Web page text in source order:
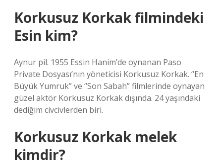
Korkusuz Korkak filmindeki
Esin kim?
Aynur pil. 1955 Essin Hanim’de oynanan Paso
Private Dosyası’nın yöneticisi Korkusuz Korkak. “En
Büyük Yumruk” ve “Son Sabah” filmlerinde oynayan
güzel aktör Korkusuz Korkak dışında. 24 yaşındaki
dediğim civcivlerden biri.
Korkusuz Korkak melek
kimdir?